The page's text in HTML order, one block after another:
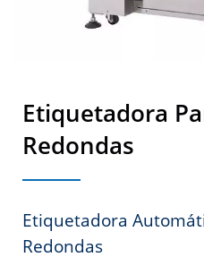
Etiquetadora
Redondas
Etiquetadora
Redondas